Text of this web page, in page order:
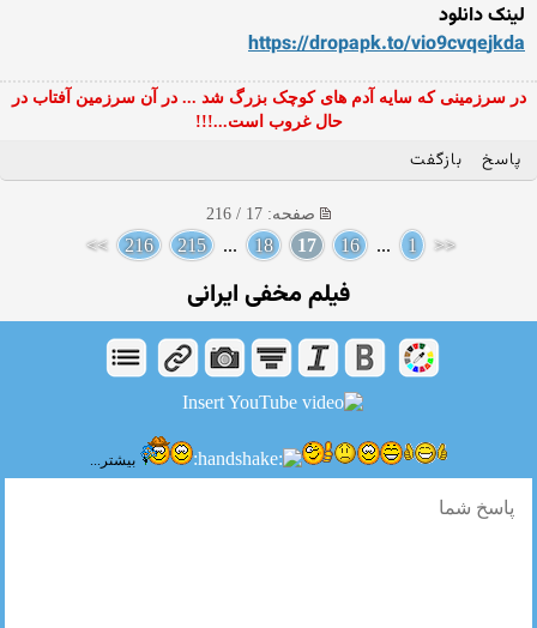
لینک دانلود
https://dropapk.to/vio9cvqejkda
در سرزمینی که سایه آدم های کوچک بزرگ شد ... در آن سرزمین آفتاب در
حال غروب است...!!!
پاسخ بازگفت
صفحه: 17 / 216
<<
1
...
16
17
18
...
215
216
>>
فیلم مخفی ایرانی
بیشتر...